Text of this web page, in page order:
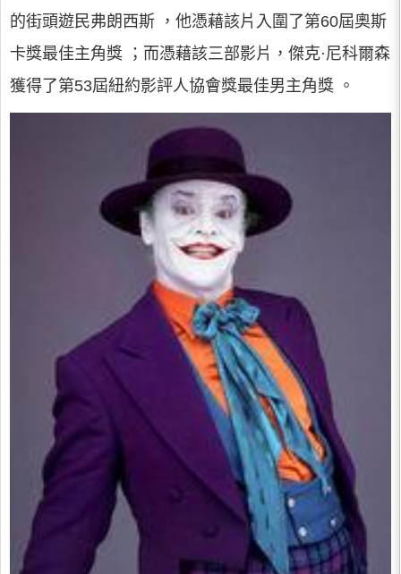
的街頭遊民弗朗西斯 ，他憑藉該片入圍了第60屆奧斯
卡獎最佳主角獎 ；而憑藉該三部影片，傑克·尼科爾森
獲得了第53屆紐約影評人協會獎最佳男主角獎 。